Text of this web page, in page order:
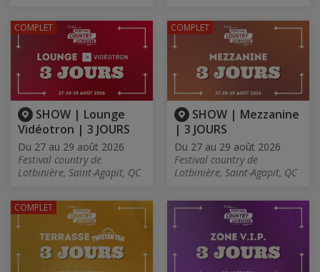
SHOW | Lounge
Vidéotron | 3 JOURS
Du 27 au 29 août 2026
Festival country de
Lotbinière, Saint-Agapit, QC
COMPLET
SHOW | Mezzanine
| 3 JOURS
Du 27 au 29 août 2026
Festival country de
Lotbinière, Saint-Agapit, QC
COMPLET
COMPLET